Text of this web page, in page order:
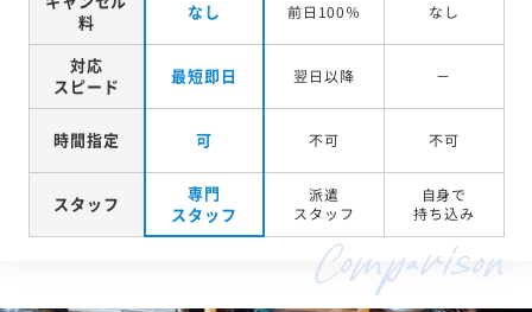
料
なし 前日100％ なし
対応
スピード
最短即日 翌日以降 －
時間指定 可 不可 不可
スタッフ
専門
スタッフ
派遣
スタッフ
自身で
持ち込み